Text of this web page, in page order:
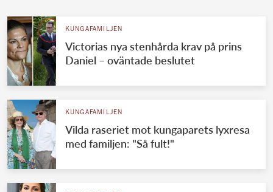
KUNGAFAMILJEN
Victorias nya stenhårda krav på prins
Daniel – oväntade beslutet
KUNGAFAMILJEN
Vilda raseriet mot kungaparets lyxresa
med familjen: "Så fult!"